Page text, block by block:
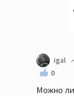
igal
0
Можно